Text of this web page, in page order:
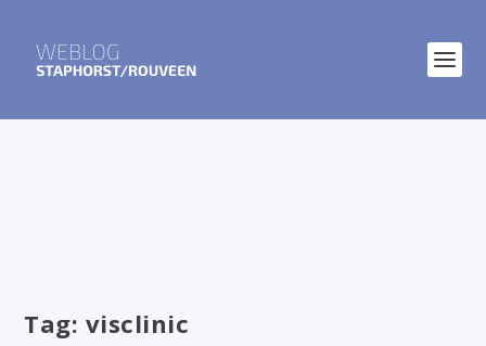
Tag: visclinic